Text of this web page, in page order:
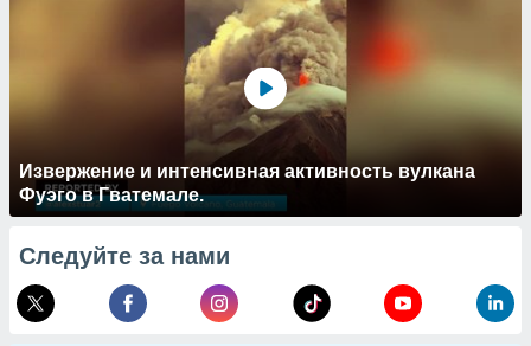
Извержение и интенсивная активность вулкана
Фуэго в Гватемале.
Следуйте за нами